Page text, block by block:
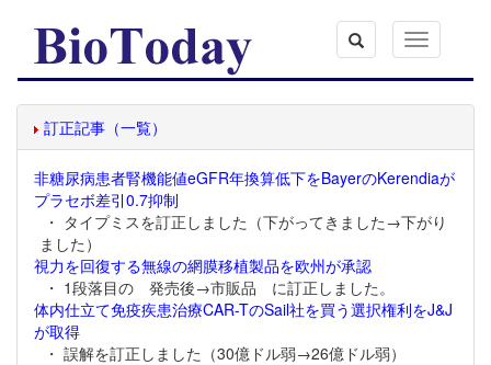
Toggle
navigation
訂正記事（一覧）
非糖尿病患者腎機能値eGFR年換算低下をBayerのKerendiaが
プラセボ差引0.7抑制
・ タイプミスを訂正しました（下がってきました→下がり
ました）
視力を回復する無線の網膜移植製品を欧州が承認
・ 1段落目の 発売後→市販品 に訂正しました。
体内仕立て免疫疾患治療CAR-TのSail社を買う選択権利をJ&J
が取得
・ 誤解を訂正しました（30億ドル弱→26億ドル弱）